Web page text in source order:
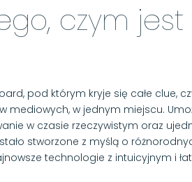
czym jest
pod którym kryje się całe clue,
mediowych, w jednym miejscu.
w czasie rzeczywistym oraz
stworzone z myślą o
technologie z intuicyjnym i